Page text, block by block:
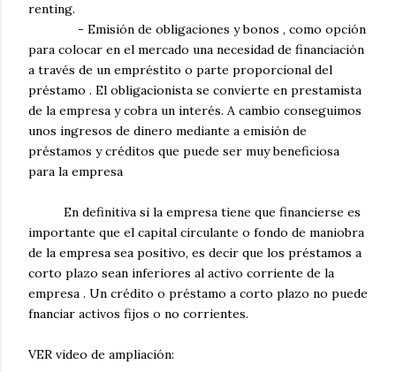
renting.
- Emisión de obligaciones y bonos , como opción
para colocar en el mercado una necesidad de financiación
a través de un empréstito o parte proporcional del
préstamo . El obligacionista se convierte en prestamista
de la empresa y cobra un interés. A cambio conseguimos
unos ingresos de dinero mediante a emisión de
préstamos y créditos que puede ser muy beneficiosa
para la empresa
En definitiva si la empresa tiene que financierse es
importante que el capital circulante o fondo de maniobra
de la empresa sea positivo, es decir que los préstamos a
corto plazo sean inferiores al activo corriente de la
empresa . Un crédito o préstamo a corto plazo no puede
fnanciar activos fijos o no corrientes.
VER video de ampliación: